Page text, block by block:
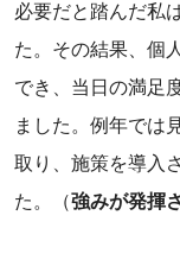
必要だと踏んだ私
た。その結果、個
でき、当日の満足
ました。例年では
取り、施策を導入
た。（強みが発揮